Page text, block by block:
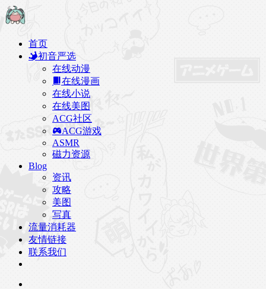
首页
初音严选
在线动漫
在线漫画
在线小说
在线美图
ACG社区
ACG游戏
ASMR
磁力资源
Blog
资讯
攻略
美图
写真
流量消耗器
友情链接
联系我们